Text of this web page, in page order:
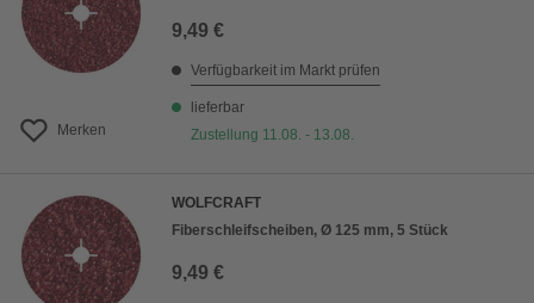
Preis absteigend
Bewertung
Merken
9,49 €
Verfügbarkeit im Markt prüfen
lieferbar
Zustellung 11.08. - 13.08.
WOLFCRAFT
Fiberschleifscheiben, Ø 125 mm, 5 Stück
9,49 €